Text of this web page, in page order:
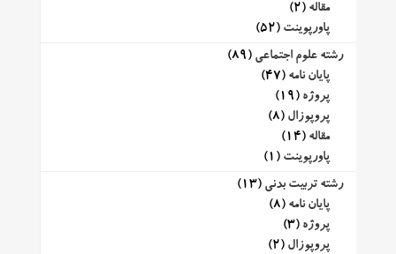
مقاله (2)
پاورپوینت (52)
رشته علوم اجتماعی (89)
پایان نامه (47)
پروژه (19)
پروپوزال (8)
مقاله (14)
پاورپوینت (1)
رشته تربیت بدنی (13)
پایان نامه (8)
پروژه (3)
پروپوزال (2)